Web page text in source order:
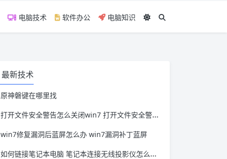
电脑技术 软件办公 电脑知识
最新技术
原神磐键在哪里找
打开文件安全警告怎么关闭win7 打开文件安全警告怎么关闭win11
win7修复漏洞后蓝屏怎么办 win7漏洞补丁蓝屏
如何链接笔记本电脑 笔记本连接无线投影仪怎么连接